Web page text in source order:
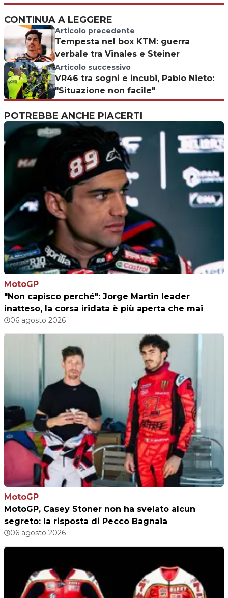
CONTINUA A LEGGERE
Articolo precedente
Tempesta nel box KTM: guerra
verbale tra Vinales e Steiner
Articolo successivo
VR46 tra sogni e incubi, Pablo Nieto:
"Situazione non facile"
POTREBBE ANCHE PIACERTI
MotoGP
"Non capisco perché": Jorge Martin leader
inatteso, la corsa iridata è più aperta che mai
06 agosto 2026
MotoGP
MotoGP, Casey Stoner non ha svelato alcun
segreto: la risposta di Pecco Bagnaia
06 agosto 2026